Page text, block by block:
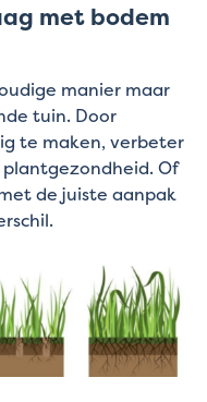
met bodem
manier maar
tuin. Door
te maken, verbeter
Of
de juiste aanpak